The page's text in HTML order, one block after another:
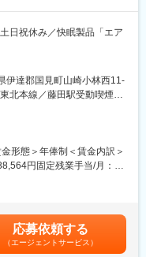
産業省の「地域未来牽引企
成長を続けています。
める環境です。また、スケ
自で時間調整を図ること
マネジメントもする方もい
る方もおり、安定した環
ことが可能です。
当社の取扱商品を用いて
を踏みながら学んでいただ
日祝休み／快眠製品「エア
ィーヴ福島工場にて、品
、不具合の分析や改善活動
ポジションです。
通じた課題抽出および改善
伊達郡国見町山崎小林西11-
北本線／藤田駅受動喫煙対
定める事業所
形態＞年俸制＜賃金内訳＞
円固定残業手当/月：
※給与詳細はスキル・経験
に昇給■賞与：期末に支給
安の金額であり、選考を
応募依頼する
（エージェントサービス）